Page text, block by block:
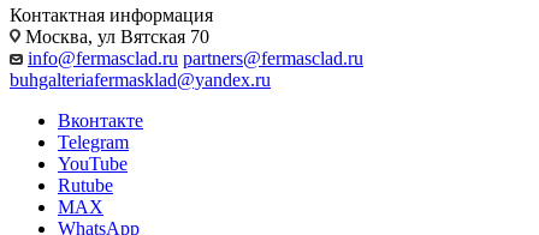
Контактная информация
Москва, ул Вятская 70
info@fermasclad.ru partners@fermasclad.ru
buhgalteriafermasklad@yandex.ru
Вконтакте
Telegram
YouTube
Rutube
MAX
WhatsApp